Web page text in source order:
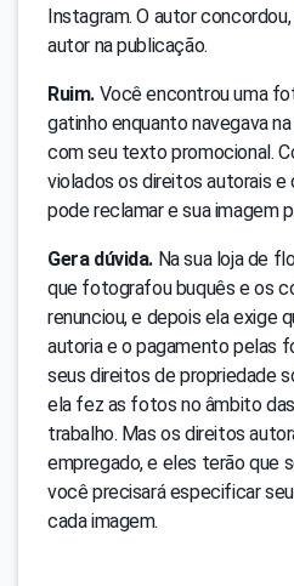
Instagram. O autor
autor na publicação.
Ruim.Você encontrou uma
gatinho enquanto navegava
com seu texto promocional.
violados os direitos autorais e
pode reclamar e sua imagem
Gera dúvida. Na sua loja de
que fotografou buquês e os
renunciou, e depois ela exige
autoria e o pagamento pelas
seus direitos de propriedade
ela fez as fotos no âmbito
trabalho. Mas os direitos
empregado, e eles terão que
você precisará especificar
cada imagem.